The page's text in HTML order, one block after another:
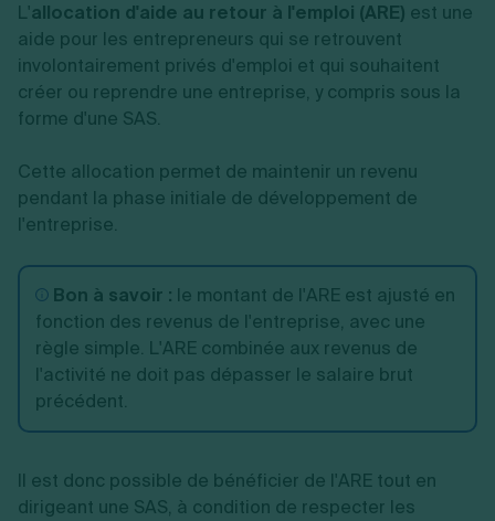
L'allocation d'aide au retour à l'emploi (ARE) est une
aide pour les entrepreneurs qui se retrouvent
involontairement privés d'emploi et qui souhaitent
créer ou reprendre une entreprise, y compris sous la
forme d'une SAS.
Cette allocation permet de maintenir un revenu
pendant la phase initiale de développement de
l'entreprise.
Bon à savoir : le montant de l'ARE est ajusté en
fonction des revenus de l'entreprise, avec une
règle simple. L'ARE combinée aux revenus de
l'activité ne doit pas dépasser le salaire brut
précédent.
Il est donc possible de bénéficier de l'ARE tout en
dirigeant une SAS, à condition de respecter les